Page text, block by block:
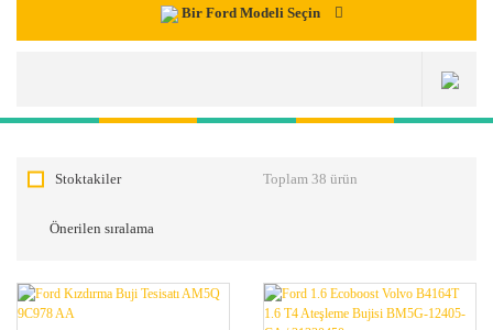
Bir Ford Modeli Seçin
Stoktakiler Toplam 38 ürün